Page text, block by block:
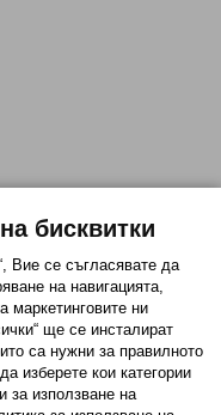
бисквитки
Вие се съгласявате да
на навигацията,
маркетинговите ни
ще се инсталират
са нужни за правилното
изберете кои категории
за използване на